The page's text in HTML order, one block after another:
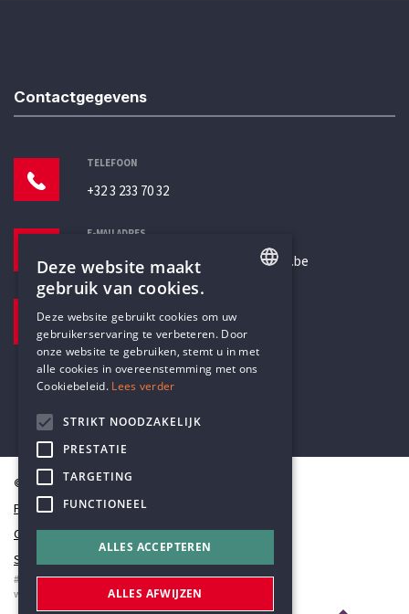
Contactgegevens
TELEFOON
+32 3 233 70 32
E-MAILADRES
secretariaat@humanistischverbond.be
Pottenbrug 4
Antwerpen, 2000
© Humanistisch Verbond 2026
Privacy
Cookiestatement
Sitemap
#codedwithlove byCodelines
webapplicaties
mobiele apps&maatwerk websites
DUTCH
Deze website maakt
gebruik van cookies.
Deze website gebruikt cookies om uw
gebruikerservaring te verbeteren. Door
onze website te gebruiken, stemt u in met
alle cookies in overeenstemming met ons
Cookiebeleid. Lees verder
STRIKT NOODZAKELIJK
PRESTATIE
TARGETING
FUNCTIONEEL
ALLES ACCEPTEREN
ALLES AFWIJZEN